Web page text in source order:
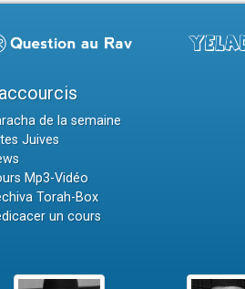
de la semaine
Juives
Mp3-Vidéo
Torah-Box
un cours